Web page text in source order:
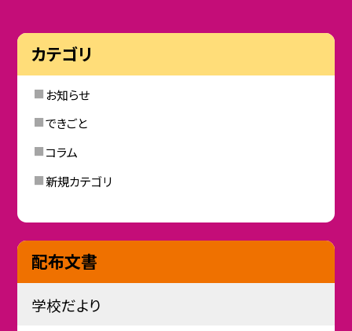
カテゴリ
お知らせ
できごと
コラム
新規カテゴリ
配布文書
学校だより